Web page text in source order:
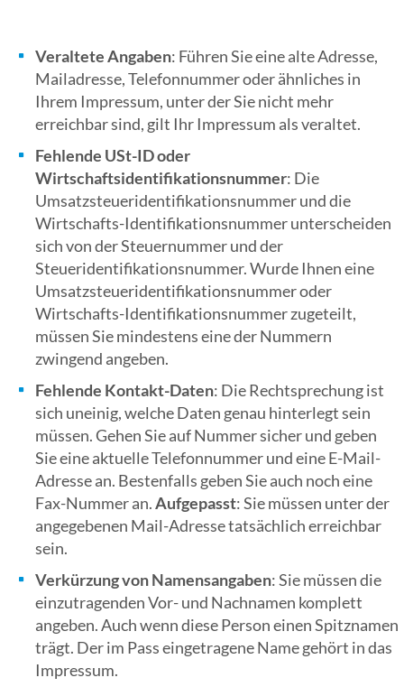
Veraltete Angaben: Führen Sie eine alte Adresse,
Mailadresse, Telefonnummer oder ähnliches in
Ihrem Impressum, unter der Sie nicht mehr
erreichbar sind, gilt Ihr Impressum als veraltet.
Fehlende USt-ID oder
Wirtschaftsidentifikationsnummer: Die
Umsatzsteueridentifikationsnummer und die
Wirtschafts-Identifikationsnummer unterscheiden
sich von der Steuernummer und der
Steueridentifikationsnummer. Wurde Ihnen eine
Umsatzsteueridentifikationsnummer oder
Wirtschafts-Identifikationsnummer zugeteilt,
müssen Sie mindestens eine der Nummern
zwingend angeben.
Fehlende Kontakt-Daten: Die Rechtsprechung ist
sich uneinig, welche Daten genau hinterlegt sein
müssen. Gehen Sie auf Nummer sicher und geben
Sie eine aktuelle Telefonnummer und eine E-Mail-
Adresse an. Bestenfalls geben Sie auch noch eine
Fax-Nummer an.Aufgepasst: Sie müssen unter der
angegebenen Mail-Adresse tatsächlich erreichbar
sein.
Verkürzung von Namensangaben: Sie müssen die
einzutragenden Vor- und Nachnamen komplett
angeben. Auch wenn diese Person einen Spitznamen
trägt. Der im Pass eingetragene Name gehört in das
Impressum.